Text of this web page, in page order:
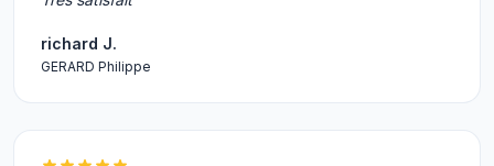
richard J.
GERARD Philippe